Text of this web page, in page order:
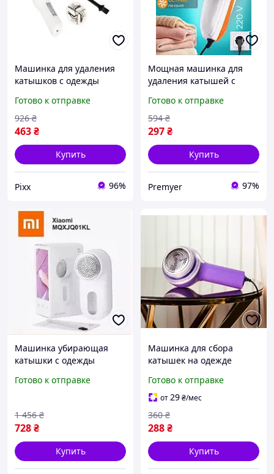
Машинка для удаления
катышков с одежды
для чистки катышков на
одежды машинка от
катышков 3 Вт Розовый
Готово к отправке
463₴
926 ₴
Купить
Pixx 96%
Мощная машинка для
удаления катышей с
против катышков на
свитере с сеткой от
шерсти
Готово к отправке
297₴
594 ₴
Купить
Premyer 97%
Машинка убирающая
катышки с одежды
удаления катышков,
катышков на любой
одежде, RYH
Готово к отправке
728₴
1 456 ₴
Купить
Машинка для сбора
катышек на одежде
Компактное устройство
для снятия колтунцев с
одежды
Готово к отправке
от29₴/мес
288₴
360 ₴
Купить